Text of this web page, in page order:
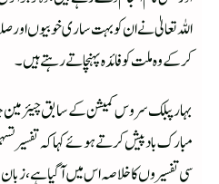
اللہ تعالیٰ نے ان کو بہت ساری خوبیوں اور
کرکے وہ ملت کو فائدہ پہنچاتے رہتے ہیں۔
بہار پبلک سروس کمیشن کے سابق چیئرمین
مبارک باد پیش کرتے ہوئے کہا کہ تفسیر
سی تفسیروں کا خلاصہ اس میں آگیا ہے،